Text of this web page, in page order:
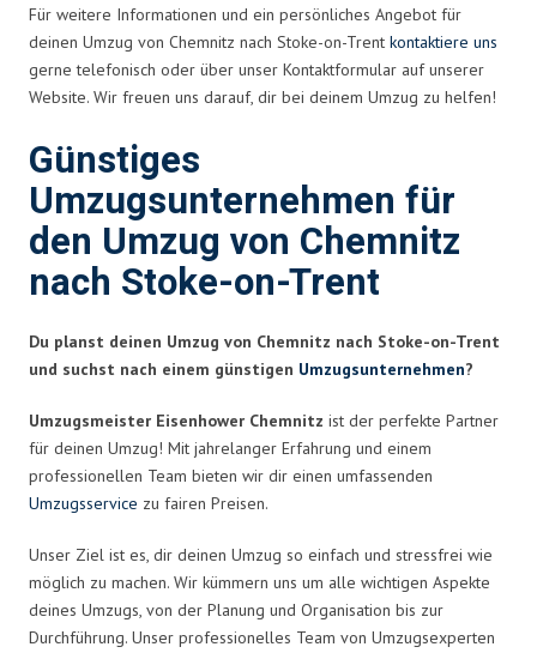
Für weitere Informationen und ein persönliches Angebot für
deinen Umzug von Chemnitz nach Stoke-on-Trent kontaktiere uns
gerne telefonisch oder über unser Kontaktformular auf unserer
Website. Wir freuen uns darauf, dir bei deinem Umzug zu helfen!
Günstiges
Umzugsunternehmen für
den Umzug von Chemnitz
nach Stoke-on-Trent
Du planst deinen Umzug von Chemnitz nach Stoke-on-Trent
und suchst nach einem günstigen Umzugsunternehmen?
Umzugsmeister Eisenhower Chemnitz ist der perfekte Partner
für deinen Umzug! Mit jahrelanger Erfahrung und einem
professionellen Team bieten wir dir einen umfassenden
Umzugsservice zu fairen Preisen.
Unser Ziel ist es, dir deinen Umzug so einfach und stressfrei wie
möglich zu machen. Wir kümmern uns um alle wichtigen Aspekte
deines Umzugs, von der Planung und Organisation bis zur
Durchführung. Unser professionelles Team von Umzugsexperten